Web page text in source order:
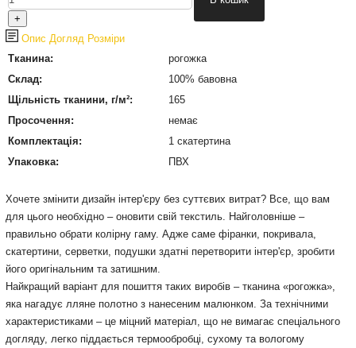
Опис Догляд Розміри
Тканина:
рогожка
Склад:
100% бавовна
Щільність тканини, г/м²:
165
Просочення:
немає
Комплектація:
1 скатертина
Упаковка:
ПВХ
Хочете змінити дизайн інтер'єру без суттєвих витрат? Все, що вам
для цього необхідно – оновити свій текстиль. Найголовніше –
правильно обрати колірну гаму. Адже саме фіранки, покривала,
скатертини, серветки, подушки здатні перетворити інтер'єр, зробити
його оригінальним та затишним.
Найкращий варіант для пошиття таких виробів – тканина «рогожка»,
яка нагадує лляне полотно з нанесеним малюнком. За технічними
характеристиками – це міцний матеріал, що не вимагає спеціального
догляду, легко піддається термообробці, сухому та вологому